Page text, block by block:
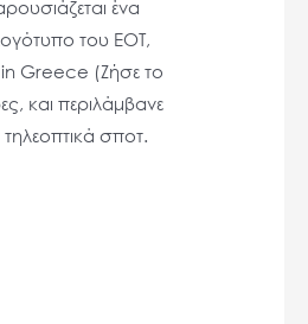
ένα
του ΕΟΤ,
Greece (Ζήσε το
και περιλάμβανε
σποτ.